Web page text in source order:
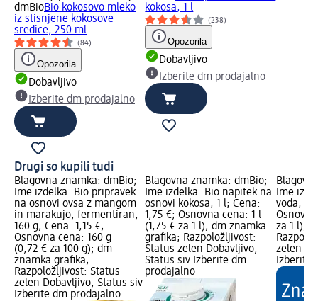
dmBioBio kokosovo mleko
iz stisnjene kokosove
sredice, 250 ml
(84)
Opozorila
Dobavljivo
Izberite dm prodajalno
kokosa, 1 l
(238)
Opozorila
Dobavljivo
Izberite dm prodajalno
Drugi so kupili tudi
Blagovna znamka: dmBio;
Ime izdelka: Bio pripravek
na osnovi ovsa z mangom
in marakujo, fermentiran,
160 g; Cena: 1,15 €;
Osnovna cena: 160 g
(0,72 € za 100 g); dm
znamka grafika;
Razpoložljivost: Status
zelen Dobavljivo, Status siv
Izberite dm prodajalno
Blagovna znamka: dmBio;
Ime izdelka: Bio napitek na
osnovi kokosa, 1 l; Cena:
1,75 €; Osnovna cena: 1 l
(1,75 € za 1 l); dm znamka
grafika; Razpoložljivost:
Status zelen Dobavljivo,
Status siv Izberite dm
prodajalno
Ime
voda, 1
za 1 l);
zelen
Izberite